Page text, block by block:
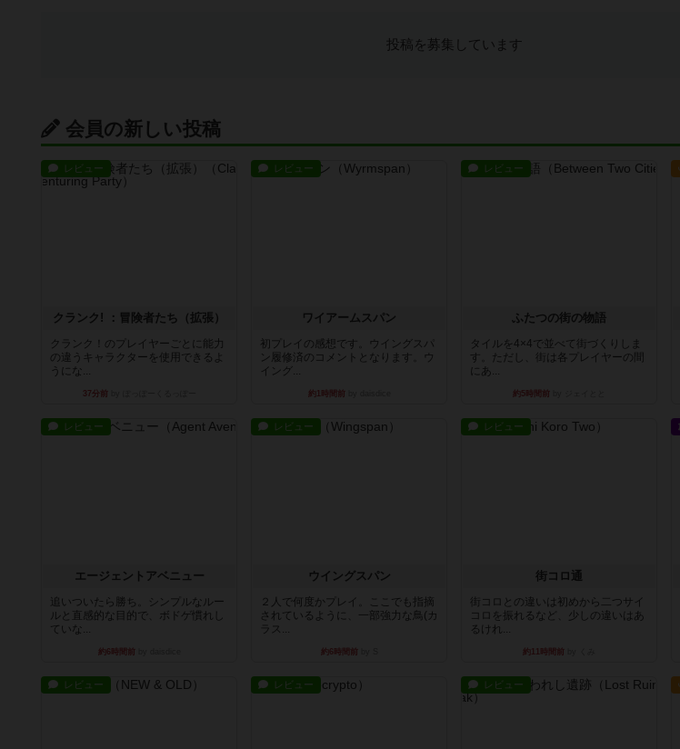
投稿を募集しています
会員の新しい投稿
レビュー
クランク! ：冒険者たち（拡張）
クランク！のプレイヤーごとに能力
の違うキャラクターを使用できるよ
うにな...
37分前
レビュー
ワイアームスパン
初プレイの感想です。ウイングスパ
ン履修済のコメントとなります。ウ
イング...
約1時間前
レビュー
ふたつの街の物語
タイルを4×4で並べて街づくりしま
す。ただし、街は各プレイヤーの間
にあ...
約5時間前
レビュー
エージェントアベニュー
追いついたら勝ち。シンプルなルー
ルと直感的な目的で、ボドゲ慣れし
ていな...
約6時間前
レビュー
ウイングスパン
２人で何度かプレイ。ここでも指摘
されているように、一部強力な鳥(カ
ラス...
約6時間前
レビュー
街コロ通
街コロとの違いは初めから二つサイ
コロを振れるなど、少しの違いはあ
るけれ...
約11時間前
レビュー レビュー レビュー